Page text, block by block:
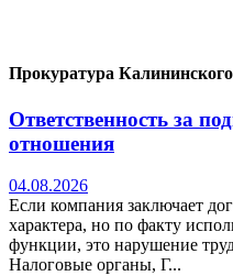
Прокуратура
Ответственность за
отношения
04.08.2026
Если компания заключает
характера, но по факту
функции, это нарушение
Налоговые органы, Г...